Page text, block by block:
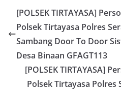
[POLSEK TIRTAYASA]
Polsek Tirtayasa Polres
Sambang Door To Door
Desa Binaan GFAGT113
[POLSEK TIRTAYASA]
Polsek Tirtayasa Polres